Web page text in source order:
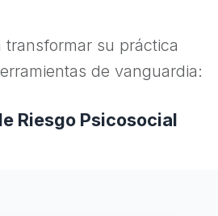
transformar su práctica
de vanguardia:
Riesgo Psicosocial